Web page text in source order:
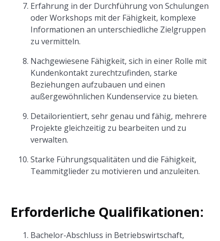
Erfahrung in der Durchführung von Schulungen
oder Workshops mit der Fähigkeit, komplexe
Informationen an unterschiedliche Zielgruppen
zu vermitteln.
Nachgewiesene Fähigkeit, sich in einer Rolle mit
Kundenkontakt zurechtzufinden, starke
Beziehungen aufzubauen und einen
außergewöhnlichen Kundenservice zu bieten.
Detailorientiert, sehr genau und fähig, mehrere
Projekte gleichzeitig zu bearbeiten und zu
verwalten.
Starke Führungsqualitäten und die Fähigkeit,
Teammitglieder zu motivieren und anzuleiten.
Erforderliche Qualifikationen:
Bachelor-Abschluss in Betriebswirtschaft,